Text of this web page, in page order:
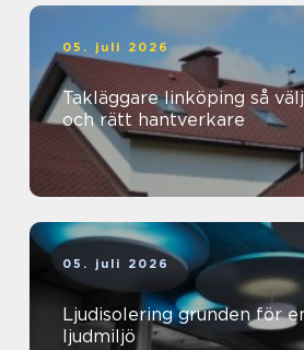
05. juli 2026
Takläggare linköping så väljer du rätt tak
och rätt hantverkare
05. juli 2026
Ljudisolering grunden för en hållbar
ljudmiljö